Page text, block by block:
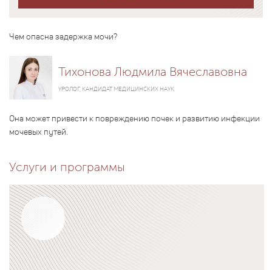
Чем опасна задержка мочи?
Тихонова Людмила Вячеславовна
УРОЛОГ, КАНДИДАТ МЕДИЦИНСКИХ НАУК
Она может привести к повреждению почек и развитию инфекции
мочевых путей.
Услуги и программы